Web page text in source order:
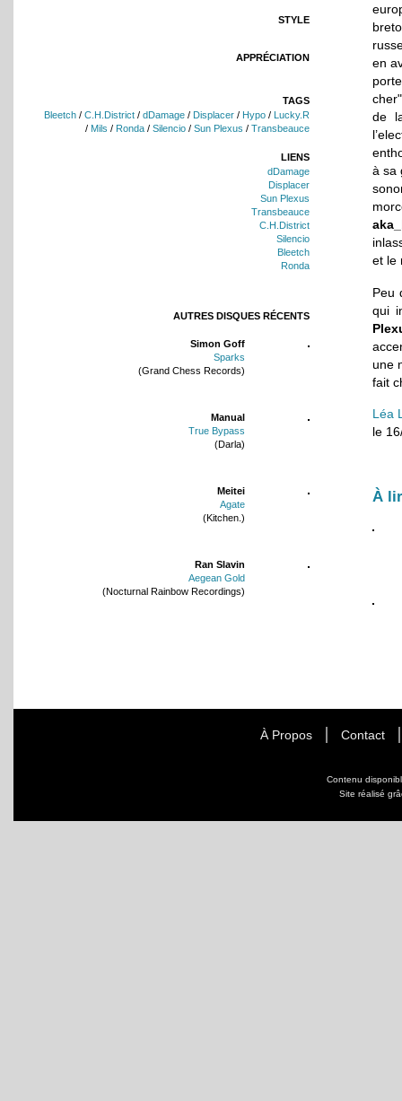
STYLE
APPRÉCIATION
TAGS
Bleetch / C.H.District / dDamage / Displacer / Hypo / Lucky.R
/ Mils / Ronda / Silencio / Sun Plexus / Transbeauce
LIENS
dDamage
Displacer
Sun Plexus
Transbeauce
C.H.District
Silencio
Bleetch
Ronda
AUTRES DISQUES RÉCENTS
Simon Goff
Sparks
(Grand Chess Records)
Manual
True Bypass
(Darla)
Meitei
Agate
(Kitchen.)
Ran Slavin
Aegean Gold
(Nocturnal Rainbow Recordings)
en
de
à sa
et le
Peu
qui
une
fait
Léa
le
À
À Propos Contact
Contenu
Site réalisé